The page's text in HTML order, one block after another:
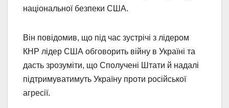
національної безпеки США.
Він повідомив, що під час зустрічі з лідером
КНР лідер США обговорить війну в Україні та
дасть зрозуміти, що Сполучені Штати й надалі
підтримуватимуть Україну проти російської
агресії.